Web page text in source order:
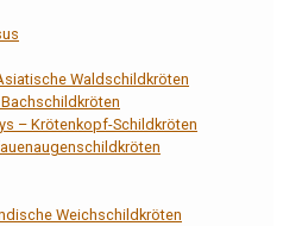
Waldschildkröten
– Krötenkopf-Schildkröten
Weichschildkröten